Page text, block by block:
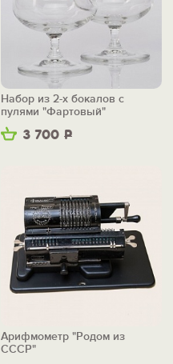
3 700 Р
Набор из 2-х бокалов с
пулями "Фартовый"
Арифмометр "Родом из
СССР"